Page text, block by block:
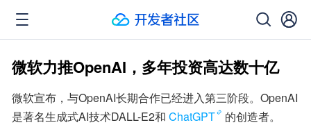
微软力推OpenAI，多年投资高达数十亿
微软宣布，与OpenAI长期合作已经进入第三阶段。OpenAI
是著名生成式AI技术DALL-E2和 ChatGPT
的创造者。